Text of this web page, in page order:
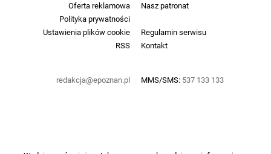
Oferta reklamowa
Nasz patronat
Polityka prywatności
Ustawienia plików cookie
Regulamin serwisu
RSS
Kontakt
redakcja@epoznan.pl MMS/SMS: 537 133 133